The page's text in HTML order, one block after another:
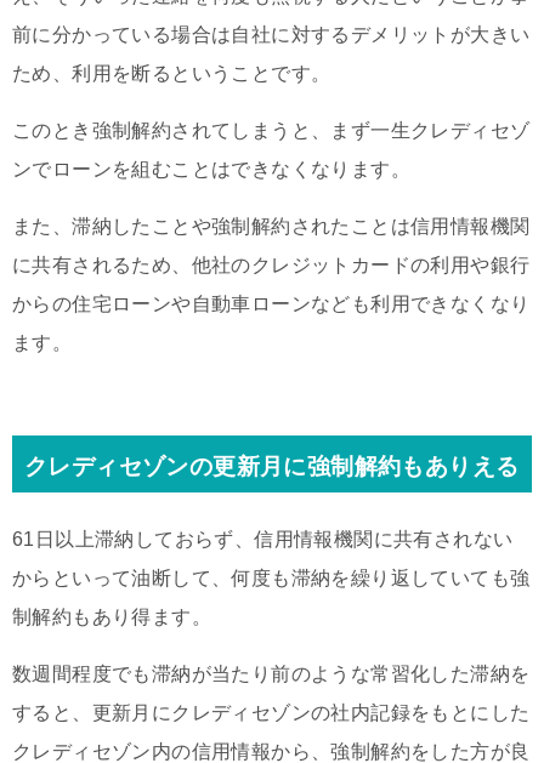
前に分かっている場合は自社に対するデメリットが大きい
ため、利用を断るということです。
このとき強制解約されてしまうと、まず一生クレディセゾ
ンでローンを組むことはできなくなります。
また、滞納したことや強制解約されたことは信用情報機関
に共有されるため、他社のクレジットカードの利用や銀行
からの住宅ローンや自動車ローンなども利用できなくなり
ます。
クレディセゾンの更新月に強制解約もありえる
61日以上滞納しておらず、信用情報機関に共有されない
からといって油断して、何度も滞納を繰り返していても強
制解約もあり得ます。
数週間程度でも滞納が当たり前のような常習化した滞納を
すると、更新月にクレディセゾンの社内記録をもとにした
クレディセゾン内の信用情報から、強制解約をした方が良